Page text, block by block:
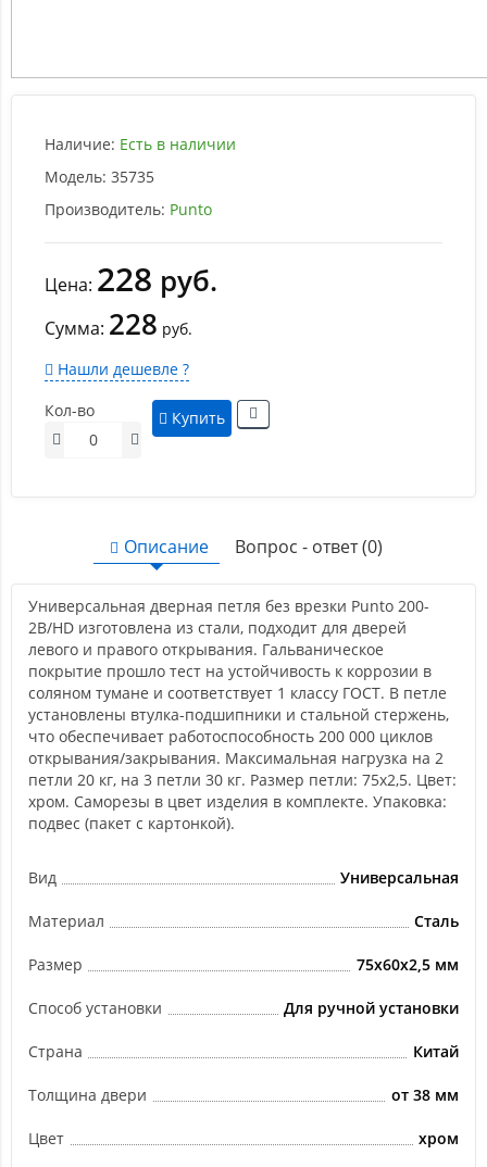
Наличие: Есть в наличии
Модель: 35735
Производитель: Punto
Цена: 228 руб.
Сумма: 228 руб.
Нашли дешевле ?
Кол-во
Купить
Описание Вопрос - ответ (0)
Универсальная дверная петля без врезки Punto 200-
2B/HD изготовлена из стали, подходит для дверей
левого и правого открывания. Гальваническое
покрытие прошло тест на устойчивость к коррозии в
соляном тумане и соответствует 1 классу ГОСТ. В петле
установлены втулка-подшипники и стальной стержень,
что обеспечивает работоспособность 200 000 циклов
открывания/закрывания. Максимальная нагрузка на 2
петли 20 кг, на 3 петли 30 кг. Размер петли: 75x2,5. Цвет:
хром. Саморезы в цвет изделия в комплекте. Упаковка:
подвес (пакет с картонкой).
Вид Универсальная
Материал Сталь
Размер 75x60x2,5 мм
Способ установки Для ручной установки
Страна Китай
Толщина двери от 38 мм
Цвет хром